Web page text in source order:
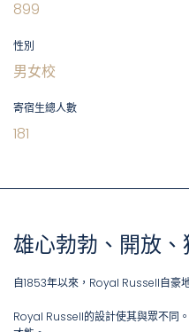
899
性別
男女校
寄宿生總人數
181
雄心勃勃、開放、
自1853年以來，Royal Russell自豪
Royal Russell的設計使其與眾不同